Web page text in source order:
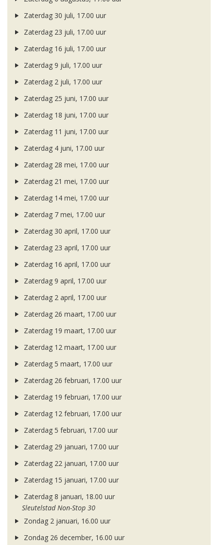
Zaterdag 30 juli, 17.00 uur
Zaterdag 23 juli, 17.00 uur
Zaterdag 16 juli, 17.00 uur
Zaterdag 9 juli, 17.00 uur
Zaterdag 2 juli, 17.00 uur
Zaterdag 25 juni, 17.00 uur
Zaterdag 18 juni, 17.00 uur
Zaterdag 11 juni, 17.00 uur
Zaterdag 4 juni, 17.00 uur
Zaterdag 28 mei, 17.00 uur
Zaterdag 21 mei, 17.00 uur
Zaterdag 14 mei, 17.00 uur
Zaterdag 7 mei, 17.00 uur
Zaterdag 30 april, 17.00 uur
Zaterdag 23 april, 17.00 uur
Zaterdag 16 april, 17.00 uur
Zaterdag 9 april, 17.00 uur
Zaterdag 2 april, 17.00 uur
Zaterdag 26 maart, 17.00 uur
Zaterdag 19 maart, 17.00 uur
Zaterdag 12 maart, 17.00 uur
Zaterdag 5 maart, 17.00 uur
Zaterdag 26 februari, 17.00 uur
Zaterdag 19 februari, 17.00 uur
Zaterdag 12 februari, 17.00 uur
Zaterdag 5 februari, 17.00 uur
Zaterdag 29 januari, 17.00 uur
Zaterdag 22 januari, 17.00 uur
Zaterdag 15 januari, 17.00 uur
Zaterdag 8 januari, 18.00 uur
Sleutelstad Non-Stop 30
Zondag 2 januari, 16.00 uur
Zondag 26 december, 16.00 uur